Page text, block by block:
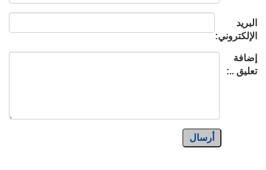
البريد
الإلكتروني:
إضافة
تعليق ..:
أرسال